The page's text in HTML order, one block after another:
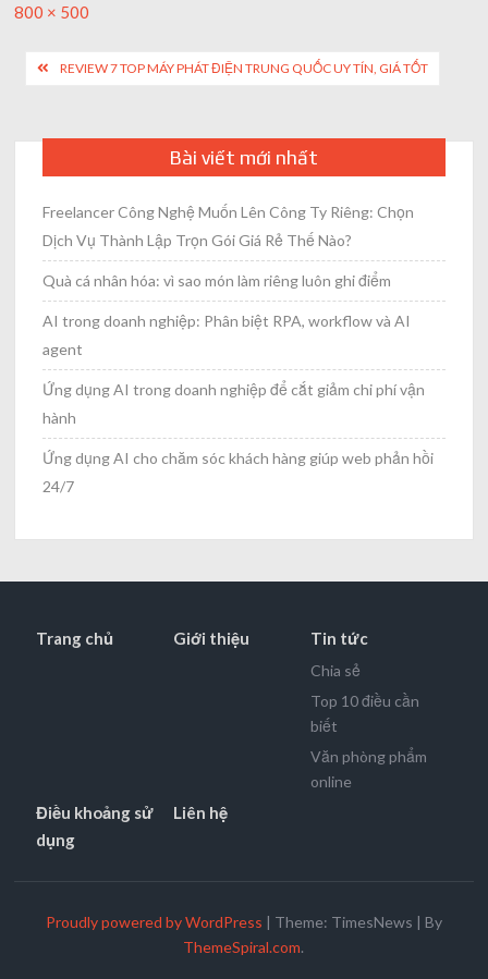
Full
800 × 500
PostREVIEW 7 TOP MÁY PHÁT ĐIỆN TRUNG QUỐC UY TÍN, GIÁ TỐT
Bài viết mới nhất
Freelancer Công Nghệ Muốn Lên Công Ty Riêng: Chọn
Dịch Vụ Thành Lập Trọn Gói Giá Rẻ Thế Nào?
Quà cá nhân hóa: vì sao món làm riêng luôn ghi điểm
AI trong doanh nghiệp: Phân biệt RPA, workflow và AI
agent
Ứng dụng AI trong doanh nghiệp để cắt giảm chi phí vận
hành
Ứng dụng AI cho chăm sóc khách hàng giúp web phản hồi
24/7
Trang chủ Giới thiệu Tin tức
Chia sẻ
Top 10 điều cần
biết
Văn phòng phẩm
online
Điều khoảng sử
dụng
Liên hệ
Proudly powered by WordPress | Theme: TimesNews | By
ThemeSpiral.com.